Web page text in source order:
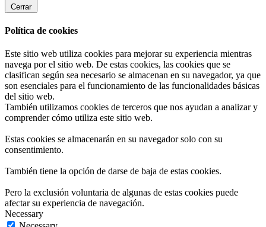
Cerrar
Política de cookies
Este sitio web utiliza cookies para mejorar su experiencia mientras
navega por el sitio web. De estas cookies, las cookies que se
clasifican según sea necesario se almacenan en su navegador, ya que
son esenciales para el funcionamiento de las funcionalidades básicas
del sitio web.
También utilizamos cookies de terceros que nos ayudan a analizar y
comprender cómo utiliza este sitio web.
Estas cookies se almacenarán en su navegador solo con su
consentimiento.
También tiene la opción de darse de baja de estas cookies.
Pero la exclusión voluntaria de algunas de estas cookies puede
afectar su experiencia de navegación.
Necessary